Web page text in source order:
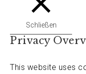
Schließen
Privacy
This website uses